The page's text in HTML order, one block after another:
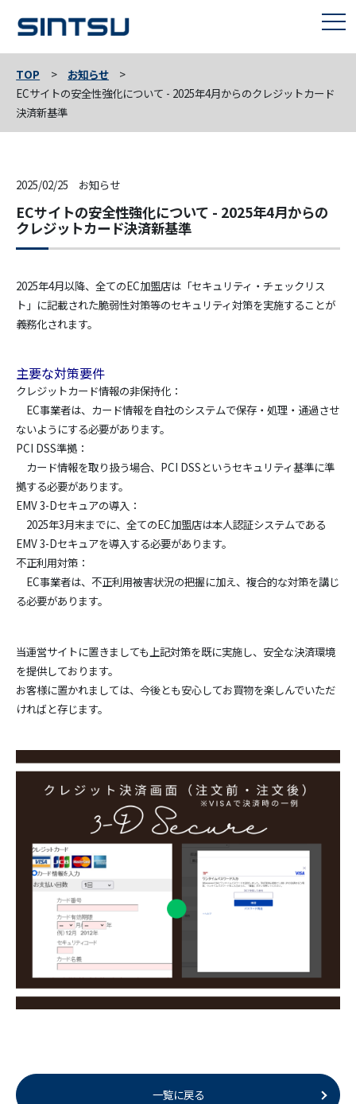
TOP
お知らせ
ECサイトの安全性強化について - 2025年4月からのクレジットカード
決済新基準
2025/02/25 お知らせ
ECサイトの安全性強化について - 2025年4月からの
クレジットカード決済新基準
2025年4月以降、全てのEC加盟店は「セキュリティ・チェックリス
ト」に記載された脆弱性対策等のセキュリティ対策を実施することが
義務化されます。
主要な対策要件
クレジットカード情報の非保持化：
EC事業者は、カード情報を自社のシステムで保存・処理・通過させ
ないようにする必要があります。
PCI DSS準拠：
カード情報を取り扱う場合、PCI DSSというセキュリティ基準に準
拠する必要があります。
EMV 3-Dセキュアの導入：
2025年3月末までに、全てのEC加盟店は本人認証システムである
EMV 3-Dセキュアを導入する必要があります。
不正利用対策：
EC事業者は、不正利用被害状況の把握に加え、複合的な対策を講じ
る必要があります。
当運営サイトに置きましても上記対策を既に実施し、安全な決済環境
を提供しております。
お客様に置かれましては、今後とも安心してお買物を楽しんでいただ
ければと存じます。
一覧に戻る